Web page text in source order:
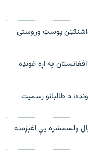
واشنګټن پوسټ وروستی
په اړه غونډه
د طالبانو رسمیت
ولسمشره یې اغېزمنه